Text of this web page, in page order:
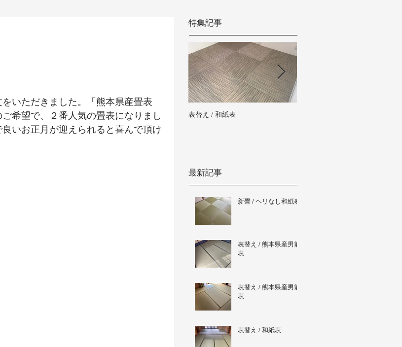
いただきました。「熊本県産畳表
希望で、２番人気の畳表になりまし
いお正月が迎えられると喜んで頂け
特集記事
表替え / 和紙表
最新記事
新畳 / ヘリなし和紙表
表替え / 熊本県産男前
表
表替え / 熊本県産男前
表
表替え / 和紙表